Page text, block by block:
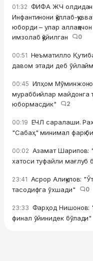
01:32 ФИФА ЖЧ олдидан
Инфантинони қўллаб-
юборди – улар
имзолаб қўйилган
0
00:51 Неъматилло
давом этади деб
00:45 Илҳом
мураббийлар майдонга
юбормасдик"
2
00:19 ЕЧЛ саралаши.
"Сабаҳ" минимал фарқ
00:02 Азамат Шарипов:
хатоси туфайли мағлуб
23:41 Асрор Алиқулов:
тасодифга ўхшади"
0
23:33 Фарҳод Нишонов:
финал ўйинидек бўлади"